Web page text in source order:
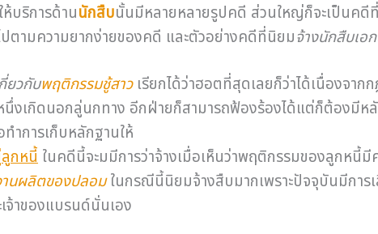
บริการด้านนักสืบนั้นมีหลายหลายรูปคดี ส่วนใหญ่ก็จะเป็นคดีที่
ตามความยากง่ายของคดี และตัวอย่างคดีที่นิยมจ้างนักสืบเอ
ยวกับพฤติกรรมชู้สาวเรียกได้ว่าฮอตที่สุดเลยก็ว่าได้เนื่องจาก
งเกิดนอกลู่นกทาง อีกฝ่ายก็สามารถฟ้องร้องได้แต่ก็ต้องมีห
ำการเก็บหลักฐานให้
กหนี้ ในคดีนี้จะมมีการว่าจ้างเมื่อเห็นว่าพฤติกรรมของลูกหนี้มี
านผลิตของปลอมในกรณีนี้นิยมจ้างสืบมากเพราะปัจจุบันมีกา
จ้าของแบรนด์นั่นเอง